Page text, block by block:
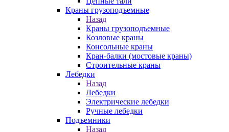
Краны грузоподъемные
Назад
Краны грузоподъемные
Козловые краны
Консольные краны
Кран-балки (мостовые краны)
Строительные краны
Лебедки
Назад
Лебедки
Электрические лебедки
Ручные лебедки
Подъемники
Назад